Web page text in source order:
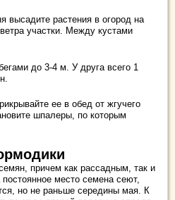
высадите растения в огород на
участки. Между кустами
до 3-4 м. У друга всего 1
ее в обед от жгучего
шпалеры, по которым
причем как рассадным, так и
место семена сеют,
но не раньше середины мая. К